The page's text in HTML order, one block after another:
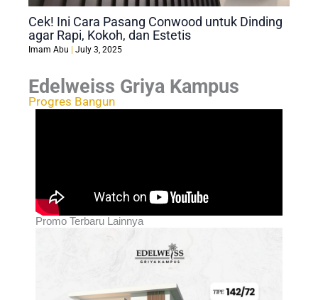
Cek! Ini Cara Pasang Conwood untuk Dinding
agar Rapi, Kokoh, dan Estetis
Imam Abu July 3, 2025
Edelweiss Griya Kampus
Progres Bangun
Promo Terbaru Lainnya